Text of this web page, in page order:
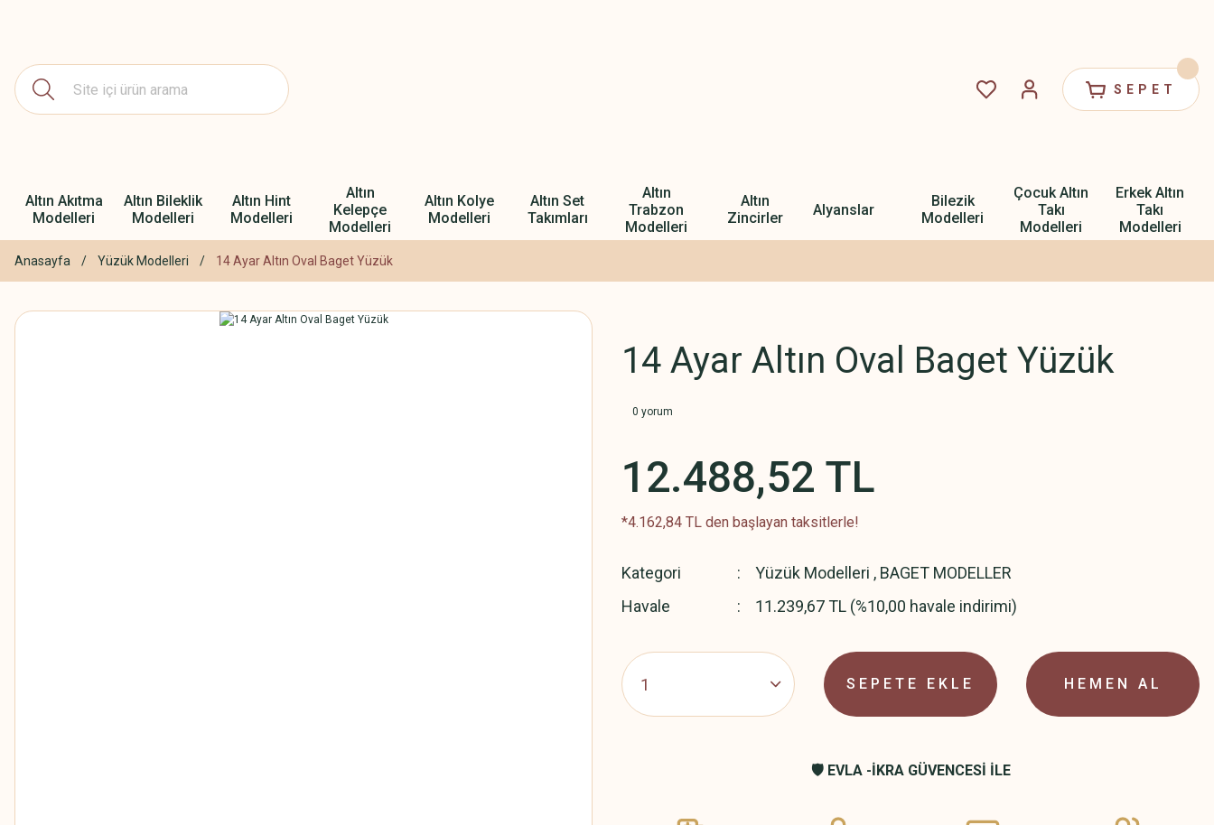
SEPET
Altın Akıtma
Modelleri
Altın Bileklik
Modelleri
Altın Hint
Modelleri
Altın
Kelepçe
Modelleri
Altın Kolye
Modelleri
Altın Set
Takımları
Altın
Trabzon
Modelleri
Altın
Zincirler
Alyanslar
Bilezik
Modelleri
Çocuk Altın
Takı
Modelleri
Erkek Altın
Takı
Modelleri
Anasayfa Yüzük Modelleri 14 Ayar Altın Oval Baget Yüzük
14 Ayar Altın Oval Baget Yüzük
0 yorum
12.488,52 TL
*4.162,84 TL den başlayan taksitlerle!
Kategori Yüzük Modelleri , BAGET MODELLER
Havale
11.239,67 TL (%10,00 havale indirimi)
SEPETE EKLE HEMEN AL
🛡️ EVLA -İKRA GÜVENCESİ İLE